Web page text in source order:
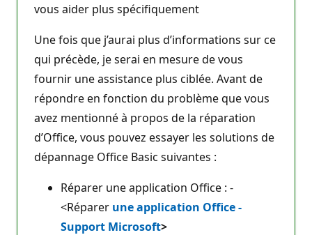
vous aider plus spécifiquement
Une fois que j’aurai plus d’informations sur ce
qui précède, je serai en mesure de vous
fournir une assistance plus ciblée. Avant de
répondre en fonction du problème que vous
avez mentionné à propos de la réparation
d’Office, vous pouvez essayer les solutions de
dépannage Office Basic suivantes :
Réparer une application Office : -
<Réparer une application Office -
Support Microsoft>